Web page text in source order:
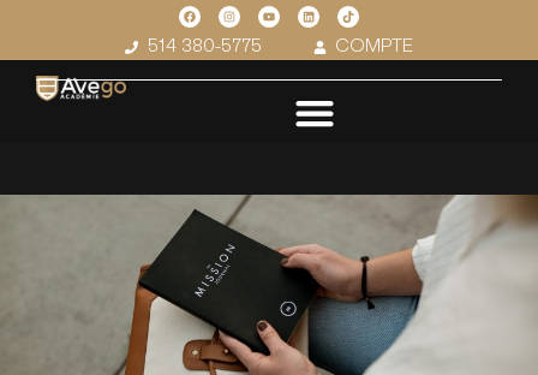
514 380-5775 COMPTE